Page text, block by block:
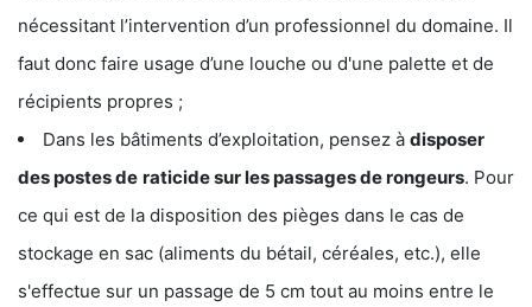
nécessitant l’intervention d’un professionnel du domaine. Il
faut donc faire usage d’une louche ou d'une palette et de
récipients propres ;
Dans les bâtiments d’exploitation, pensez à disposer
des postes de raticide sur les passages de rongeurs. Pour
ce qui est de la disposition des pièges dans le cas de
stockage en sac (aliments du bétail, céréales, etc.), elle
s'effectue sur un passage de 5 cm tout au moins entre le